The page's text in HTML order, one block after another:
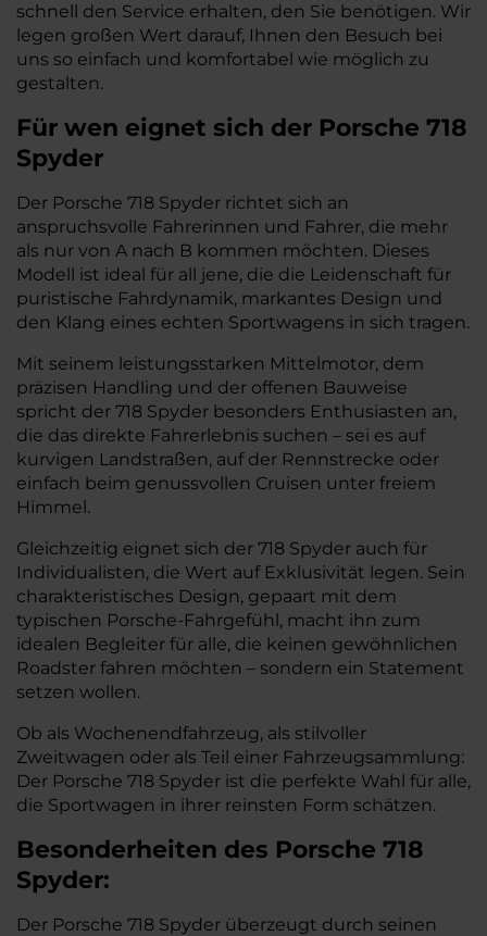
schnell den Service erhalten, den Sie benötigen. Wir
legen großen Wert darauf, Ihnen den Besuch bei
uns so einfach und komfortabel wie möglich zu
gestalten.
Für wen eignet sich der Porsche 718
Spyder
Der Porsche 718 Spyder richtet sich an
anspruchsvolle Fahrerinnen und Fahrer, die mehr
als nur von A nach B kommen möchten. Dieses
Modell ist ideal für all jene, die die Leidenschaft für
puristische Fahrdynamik, markantes Design und
den Klang eines echten Sportwagens in sich tragen.
Mit seinem leistungsstarken Mittelmotor, dem
präzisen Handling und der offenen Bauweise
spricht der 718 Spyder besonders Enthusiasten an,
die das direkte Fahrerlebnis suchen – sei es auf
kurvigen Landstraßen, auf der Rennstrecke oder
einfach beim genussvollen Cruisen unter freiem
Himmel.
Gleichzeitig eignet sich der 718 Spyder auch für
Individualisten, die Wert auf Exklusivität legen. Sein
charakteristisches Design, gepaart mit dem
typischen Porsche-Fahrgefühl, macht ihn zum
idealen Begleiter für alle, die keinen gewöhnlichen
Roadster fahren möchten – sondern ein Statement
setzen wollen.
Ob als Wochenendfahrzeug, als stilvoller
Zweitwagen oder als Teil einer Fahrzeugsammlung:
Der Porsche 718 Spyder ist die perfekte Wahl für alle,
die Sportwagen in ihrer reinsten Form schätzen.
Besonderheiten des Porsche 718
Spyder:
Der Porsche 718 Spyder überzeugt durch seinen